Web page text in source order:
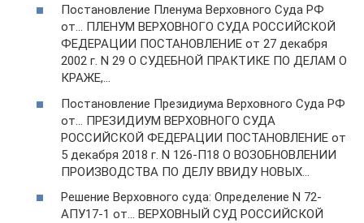
Постановление Пленума Верховного Суда РФ
от… ПЛЕНУМ ВЕРХОВНОГО СУДА РОССИЙСКОЙ
ФЕДЕРАЦИИ ПОСТАНОВЛЕНИЕ от 27 декабря
2002 г. N 29 О СУДЕБНОЙ ПРАКТИКЕ ПО ДЕЛАМ О
КРАЖЕ,…
Постановление Президиума Верховного Суда РФ
от… ПРЕЗИДИУМ ВЕРХОВНОГО СУДА
РОССИЙСКОЙ ФЕДЕРАЦИИ ПОСТАНОВЛЕНИЕ от
5 декабря 2018 г. N 126-П18 О ВОЗОБНОВЛЕНИИ
ПРОИЗВОДСТВА ПО ДЕЛУ ВВИДУ НОВЫХ…
Решение Верховного суда: Определение N 72-
АПУ17-1 от… ВЕРХОВНЫЙ СУД РОССИЙСКОЙ